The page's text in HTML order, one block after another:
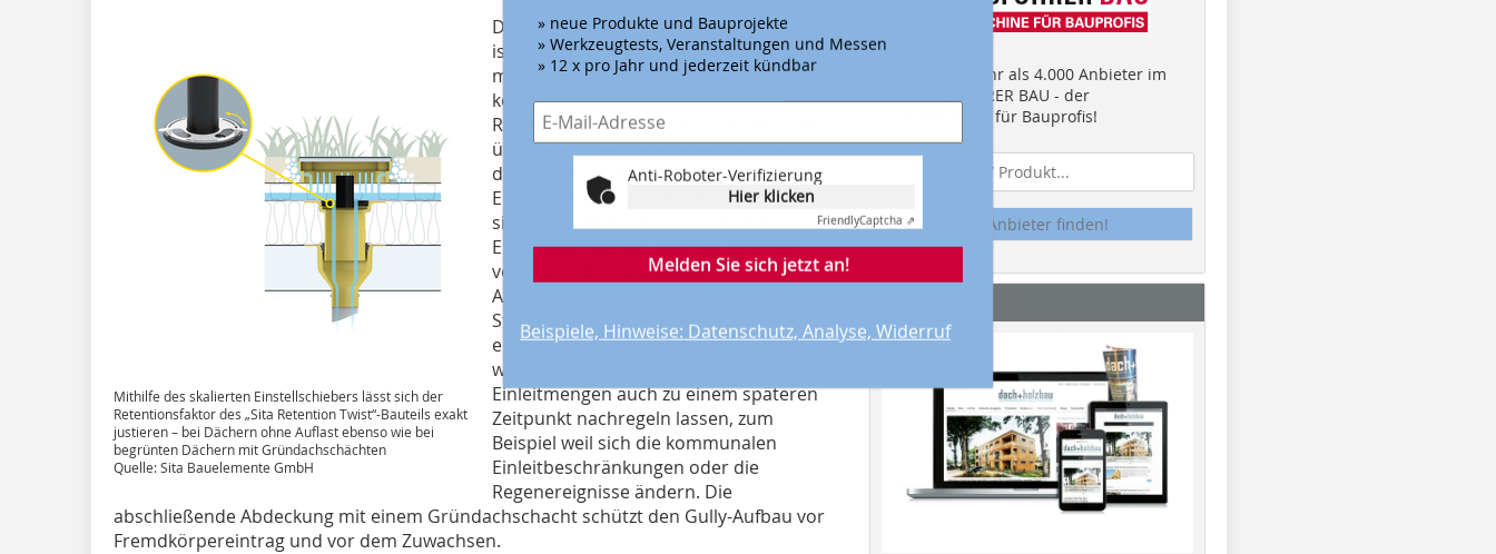
Mithilfe des skalierten Einstellschiebers lässt sich der
Retentionsfaktor des „Sita Retention Twist“-Bauteils exakt
justieren – bei Dächern ohne Auflast ebenso wie bei
begrünten Dächern mit Gründachschächten
Quelle: Sita Bauelemente GmbH
Das Besondere an dieser Konstruktion
ist, dass zwei verschiedene Gully-Typen
mit verschiedenen Durchmessern
kombiniert und mit einem
Retentionsbauteil ergänzt werden. Hier
übernimmt der „Sita Retention Twist“
die Aufgabe, den Ablauf in das
Entwässerungssystem geregelt
sicherzustellen. Über die gelochte
Einstellscheibe des Bauteils kann die
von der Kommune erlaubte
Abflussmenge, die bei einem
Starkregen in die Kanalisation
eingeleitet werden darf, exakt justiert
werden. Das hat den Vorteil, dass sich
Einleitmengen auch zu einem späteren
Zeitpunkt nachregeln lassen, zum
Beispiel weil sich die kommunalen
Einleitbeschränkungen oder die
Regenereignisse ändern. Die
abschließende Abdeckung mit einem Gründachschacht schützt den Gully-Aufbau vor
Fremdkörpereintrag und vor dem Zuwachsen.
» neue Produkte und Bauprojekte
» Werkzeugtests, Veranstaltungen und Messen
» 12 x pro Jahr und jederzeit kündbar
Anti-Roboter-Verifizierung
Hier klicken
FriendlyCaptcha ⇗
Melden Sie sich jetzt an!
Beispiele, Hinweise: Datenschutz, Analyse, Widerruf
Finden Sie mehr als 4.000 Anbieter im
EINKAUFSFÜHRER BAU - der
Suchmaschine für Bauprofis!
Anbieter finden!